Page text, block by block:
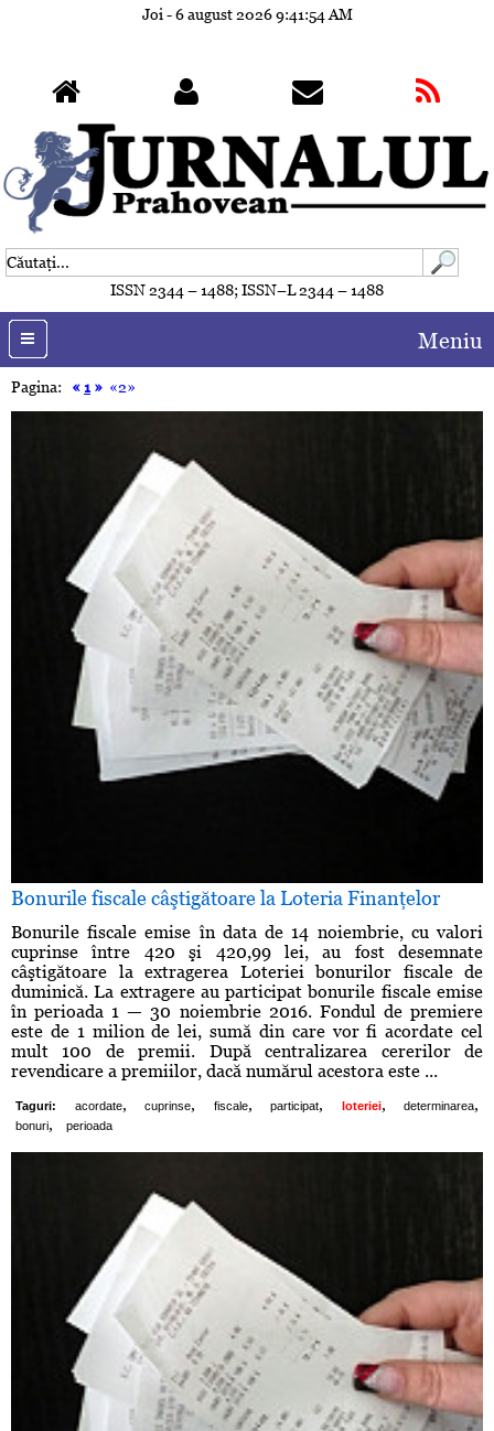
Joi - 6 august 20269:41:56 AM
ISSN 2344 – 1488; ISSN–L 2344 – 1488
Meniu
Pagina: «1» «2»
Bonurile fiscale câştigătoare la Loteria Finanţelor
Bonurile fiscale emise în data de 14 noiembrie, cu valori
cuprinse între 420 şi 420,99 lei, au fost desemnate
câştigătoare la extragerea Loteriei bonurilor fiscale de
duminică. La extragere au participat bonurile fiscale emise
în perioada 1 — 30 noiembrie 2016. Fondul de premiere
este de 1 milion de lei, sumă din care vor fi acordate cel
mult 100 de premii. După centralizarea cererilor de
revendicare a premiilor, dacă numărul acestora este ...
Taguri: acordate, cuprinse, fiscale, participat, loteriei, determinarea,
bonuri, perioada